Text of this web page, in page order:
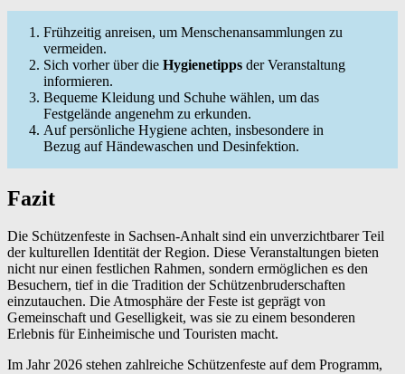
Frühzeitig anreisen, um Menschenansammlungen zu
vermeiden.
Sich vorher über die Hygienetipps der Veranstaltung
informieren.
Bequeme Kleidung und Schuhe wählen, um das
Festgelände angenehm zu erkunden.
Auf persönliche Hygiene achten, insbesondere in
Bezug auf Händewaschen und Desinfektion.
Fazit
Die Schützenfeste in Sachsen-Anhalt sind ein unverzichtbarer Teil
der kulturellen Identität der Region. Diese Veranstaltungen bieten
nicht nur einen festlichen Rahmen, sondern ermöglichen es den
Besuchern, tief in die Tradition der Schützenbruderschaften
einzutauchen. Die Atmosphäre der Feste ist geprägt von
Gemeinschaft und Geselligkeit, was sie zu einem besonderen
Erlebnis für Einheimische und Touristen macht.
Im Jahr 2026 stehen zahlreiche Schützenfeste auf dem Programm,